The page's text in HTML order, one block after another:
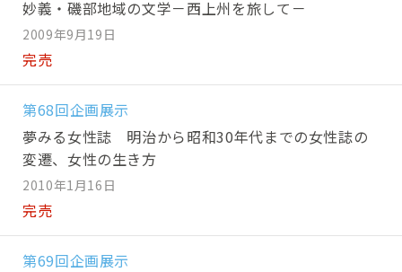
妙義・磯部地域の文学－西上州を旅して－
2009年9月19日
完売
第68回企画展示
夢みる女性誌 明治から昭和30年代までの女性誌の
変遷、女性の生き方
2010年1月16日
完売
第69回企画展示